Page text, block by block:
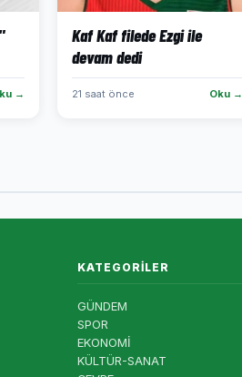
→
Kaf Kaf filede Ezgi ile
devam dedi
21 saat önce Oku →
KATEGORILER
GÜNDEM
SPOR
EKONOMİ
KÜLTÜR-SANAT